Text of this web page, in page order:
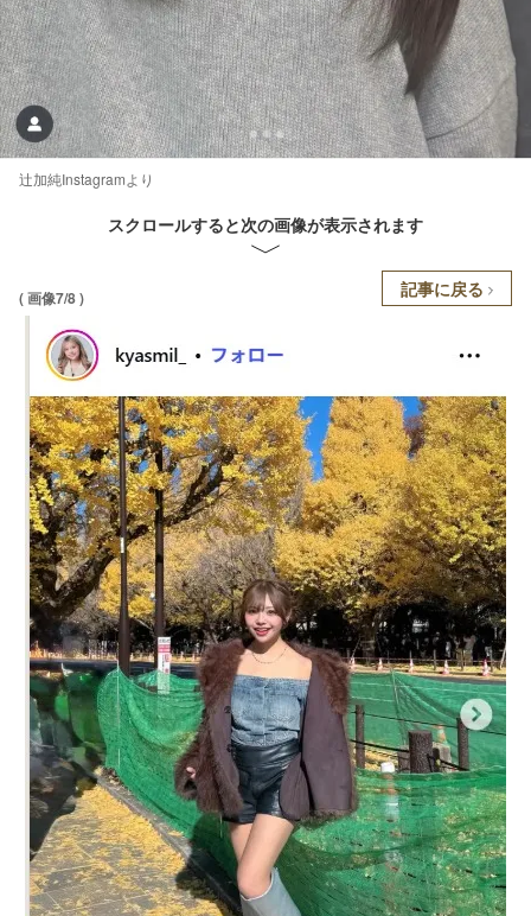
辻加純Instagramより
スクロールすると次の画像が表示されます
( 画像7/8 ) 記事に戻る